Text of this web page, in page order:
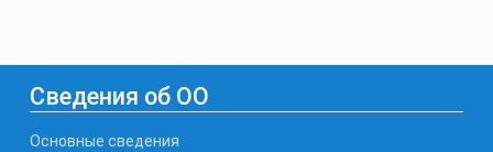
Сведения об ОО
Основные сведения